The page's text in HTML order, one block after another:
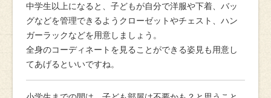
中学生以上になると、子どもが自分で洋服や下着、バッ
グなどを管理できるようクローゼットやチェスト、ハン
ガーラックなどを用意しましょう。
全身のコーディネートを見ることができる姿見も用意し
てあげるといいですね。